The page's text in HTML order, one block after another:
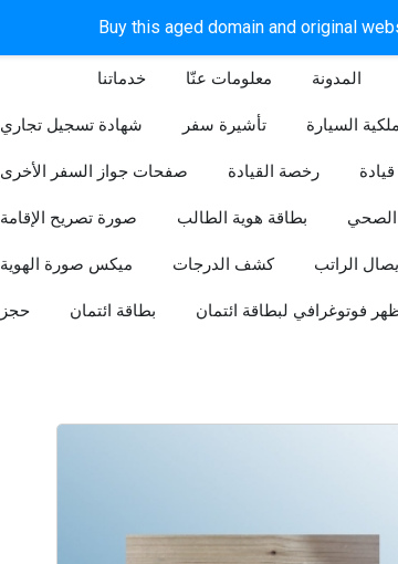
Buy this aged domain and original
خدماتنا معلومات عنّا المدونة
شهادة تسجيل تجاري تأشيرة سفر السيارة
صفحات جواز السفر الأخرى رخصة القيادة
صورة تصريح الإقامة بطاقة هوية الطالب الصحي
ميكس صورة الهوية كشف الدرجات الراتب
حجز بطاقة ائتمان فوتوغرافي لبطاقة ائتمان